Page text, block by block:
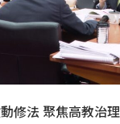
修法 聚焦高教治理